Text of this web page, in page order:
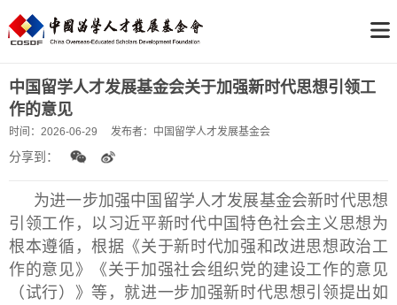
中国留学人才发展基金会关于加强新时代思想引领工
作的意见
时间： 2026-06-29 发布者： 中国留学人才发展基金会
分享到：
为进一步加强中国留学人才发展基金会新时代思想
引领工作，以习近平新时代中国特色社会主义思想为
根本遵循，根据《关于新时代加强和改进思想政治工
作的意见》《关于加强社会组织党的建设工作的意见
（试行）》等，就进一步加强新时代思想引领提出如